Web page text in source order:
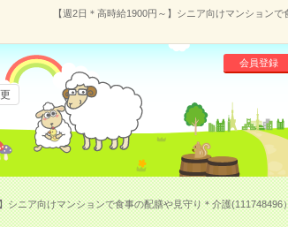
【週2日＊高時給1900円～】シニア向けマンション
会員登録
シニア向けマンションで食事の配膳や見守り＊介護(111748496